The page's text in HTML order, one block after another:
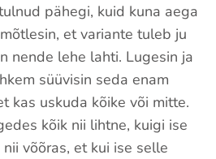
pähegi, kuid kuna aega
et variante tuleb ju
nende lehe lahti. Lugesin ja
süüvisin seda enam
kas uskuda kõike või mitte.
kõik nii lihtne, kuigi ise
võõras, et kui ise selle